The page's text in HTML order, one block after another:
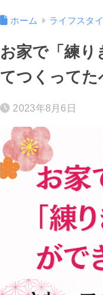
ホーム ライフスタ
お家で「練り
てつくってた
2023年8月6日